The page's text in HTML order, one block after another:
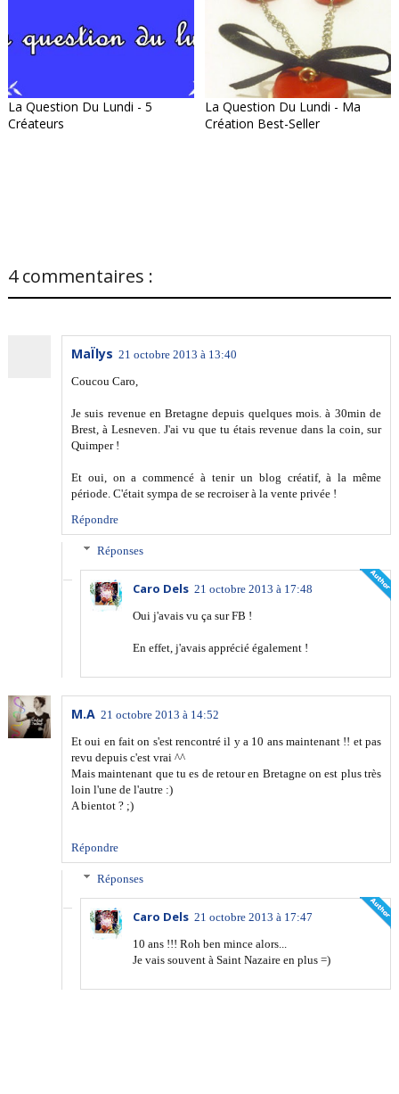
La Question Du Lundi - 5
Créateurs
La Question Du Lundi - Ma
Création Best-Seller
4 commentaires :
MaÏlys 21 octobre 2013 à 13:40
Coucou Caro,
Je suis revenue en Bretagne depuis quelques mois. à 30min de
Brest, à Lesneven. J'ai vu que tu étais revenue dans la coin, sur
Quimper !
Et oui, on a commencé à tenir un blog créatif, à la même
période. C'était sympa de se recroiser à la vente privée !
Répondre
Réponses
Caro Dels 21 octobre 2013 à 17:48
Oui j'avais vu ça sur FB !
En effet, j'avais apprécié également !
M.A 21 octobre 2013 à 14:52
Et oui en fait on s'est rencontré il y a 10 ans maintenant !! et pas
revu depuis c'est vrai ^^
Mais maintenant que tu es de retour en Bretagne on est plus très
loin l'une de l'autre :)
A bientot ? ;)
Répondre
Réponses
Caro Dels 21 octobre 2013 à 17:47
10 ans !!! Roh ben mince alors...
Je vais souvent à Saint Nazaire en plus =)